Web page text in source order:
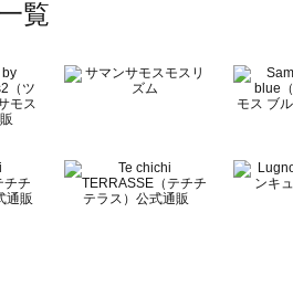
覧